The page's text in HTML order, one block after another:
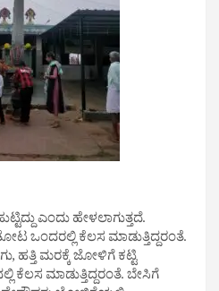
ಎಂದು ಹೇಳಲಾಗುತ್ತದೆ.
ಒಂದರಲ್ಲಿ ಕೆಲಸ ಮಾಡುತ್ತಿದ್ದರಂತೆ.‌
ಹತ್ತಿ‌ ಮರಕ್ಕೆ ಜೋಳಿಗೆ ಕಟ್ಟಿ
ಮಾಡುತ್ತಿದ್ದರಂತೆ. ಬೇಸಿಗೆ